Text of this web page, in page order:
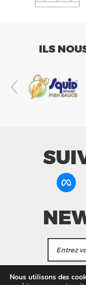
ILS
J'accepte
Nous utilisons des